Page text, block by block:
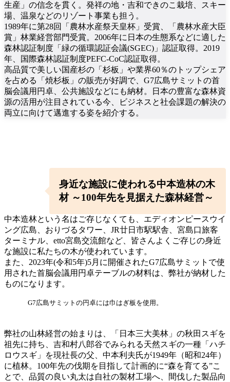
生産」の信念を貫く。発祥の地・吉和できのこ栽培、スキー
場、温泉などのリゾート事業も担う。
1989年に第28回「農林水産祭天皇杯」受賞、「農林水産大臣
賞」林業経営部門受賞。2006年に日本の生態系などに適した
森林認証制度「緑の循環認証会議(SGEC)」認証取得。2019
年、国際森林認証制度PEFC-CoC認証取得。
高品質で美しい国産杉の「杉板」や業界60％のトップシェア
を占める「焼杉板」の販売が好調で、G7広島サミットの首
脳会議用円卓、公共施設などにも納材。日本の豊富な森林資
源の活用が注目されている今、ビジネスと社会課題の解決の
両立に向けて邁進する姿を紹介する。
身近な施設に使われる中本造林の木
材 ～100年先を見据えた森林経営～
中本造林という名はご存じなくても、エディオンピースウイ
ング広島、おりづるタワー、JR廿日市駅駅舎、宮島口旅客
ターミナル、etto宮島交流館など、皆さんよくご存じの身近
な施設に私たちの木が使われています。
また、2023年(令和5年)5月に開催されたG7広島サミットで使
用された首脳会議用円卓テーブルの材料は、弊社が納材した
ものになります。⁡
G7広島サミットの円卓には巾はぎ板を使用。
弊社の山林経営の始まりは、「日本三大美林」の秋田スギを
祖先に持ち、吉和村八郎谷でみられる天然スギの一種「ハチ
ロウスギ」を現社長の父、中本利夫氏が1949年（昭和24年）
に植林。100年先の伐期を目指して計画的に“森を育てる”こ
とで、品質の良い丸太は自社の製材工場へ、間伐した製品向